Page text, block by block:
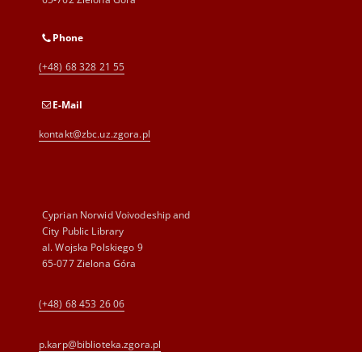
Phone
(+48) 68 328 21 55
E-Mail
kontakt@zbc.uz.zgora.pl
Cyprian Norwid Voivodeship and
City Public Library
al. Wojska Polskiego 9
65-077 Zielona Góra
(+48) 68 453 26 06
p.karp@biblioteka.zgora.pl